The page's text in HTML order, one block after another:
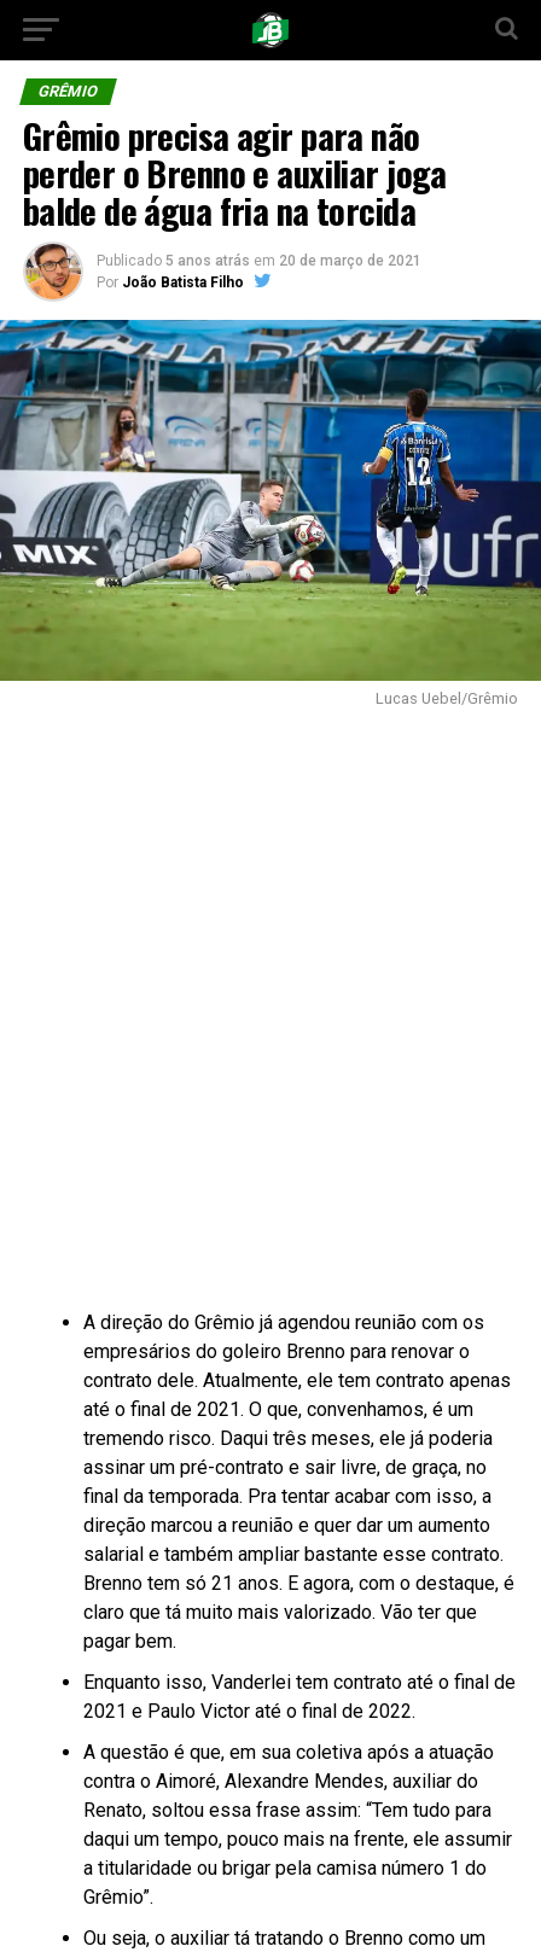
GRÊMIO
Grêmio precisa agir para não
perder o Brenno e auxiliar joga
balde de água fria na torcida
Publicado 5 anos atrás em 20 de março de 2021
Por João Batista Filho
Lucas Uebel/Grêmio
A direção do Grêmio já agendou reunião com os
empresários do goleiro Brenno para renovar o
contrato dele. Atualmente, ele tem contrato apenas
até o final de 2021. O que, convenhamos, é um
tremendo risco. Daqui três meses, ele já poderia
assinar um pré-contrato e sair livre, de graça, no
final da temporada. Pra tentar acabar com isso, a
direção marcou a reunião e quer dar um aumento
salarial e também ampliar bastante esse contrato.
Brenno tem só 21 anos. E agora, com o destaque, é
claro que tá muito mais valorizado. Vão ter que
pagar bem.
Enquanto isso, Vanderlei tem contrato até o final de
2021 e Paulo Victor até o final de 2022.
A questão é que, em sua coletiva após a atuação
contra o Aimoré, Alexandre Mendes, auxiliar do
Renato, soltou essa frase assim: “Tem tudo para
daqui um tempo, pouco mais na frente, ele assumir
a titularidade ou brigar pela camisa número 1 do
Grêmio”.
Ou seja, o auxiliar tá tratando o Brenno como um